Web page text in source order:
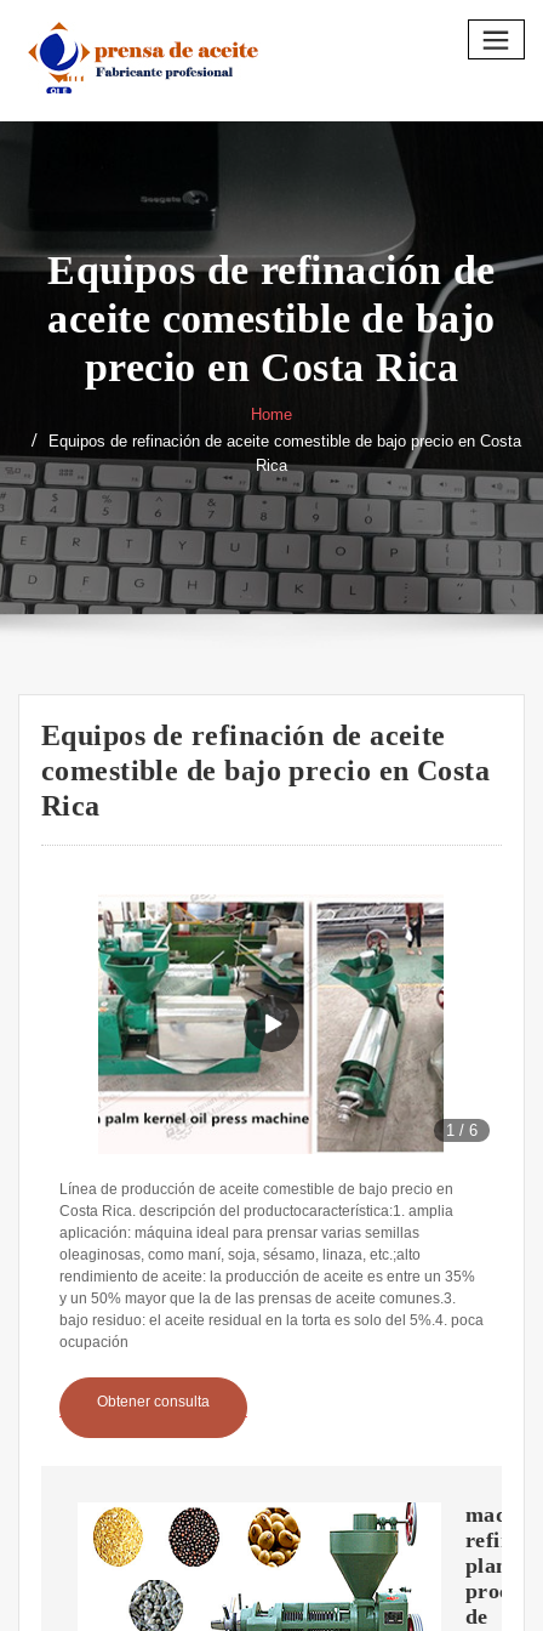
content
Equipos de refinación de
aceite comestible de bajo
precio en Costa Rica
Home
Equipos de refinación de aceite comestible de bajo precio en Costa
Rica
Equipos de refinación de aceite
comestible de bajo precio en Costa
Rica
1 /6
Línea de producción de aceite comestible de bajo precio en
Costa Rica. descripción del productocaracterística:1. amplia
aplicación: máquina ideal para prensar varias semillas
oleaginosas, como maní, soja, sésamo, linaza, etc.;alto
rendimiento de aceite: la producción de aceite es entre un 35%
y un 50% mayor que la de las prensas de aceite comunes.3.
bajo residuo: el aceite residual en la torta es solo del 5%.4. poca
ocupación
Obtener consulta
planta
de